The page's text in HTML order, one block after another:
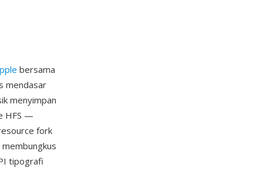
bersama
mendasar
menyimpan
HFS —
fork
tipografi